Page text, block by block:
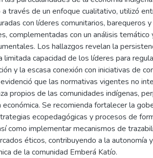
través de un enfoque cualitativo, utilizó
con líderes comunitarios, barequeros
complementadas con un análisis temático
Los hallazgos revelan la
limitada capacidad de los líderes para
y la escasa conexión con iniciativas de
que las normativas vigentes no
propios de las comunidades indígenas,
Se recomienda fortalecer la
ecopedagógicas y procesos de
como implementar mecanismos de
éticos, contribuyendo a la autonomía
de la comunidad Emberá Katío.